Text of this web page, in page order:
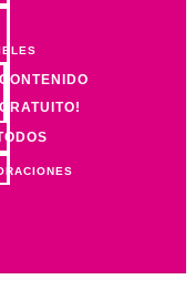
CONTENIDO
GRATUITO!